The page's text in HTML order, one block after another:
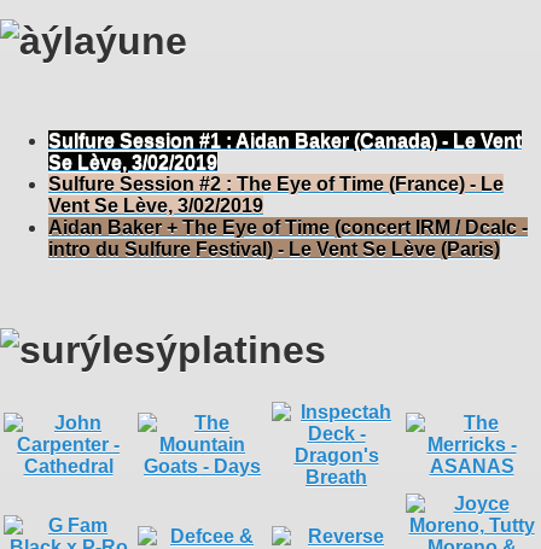
Sulfure Session #1 : Aidan Baker (Canada) - Le Vent
Se Lève, 3/02/2019
Sulfure Session #2 : The Eye of Time (France) - Le
Vent Se Lève, 3/02/2019
Aidan Baker + The Eye of Time (concert IRM / Dcalc -
intro du Sulfure Festival) - Le Vent Se Lève (Paris)